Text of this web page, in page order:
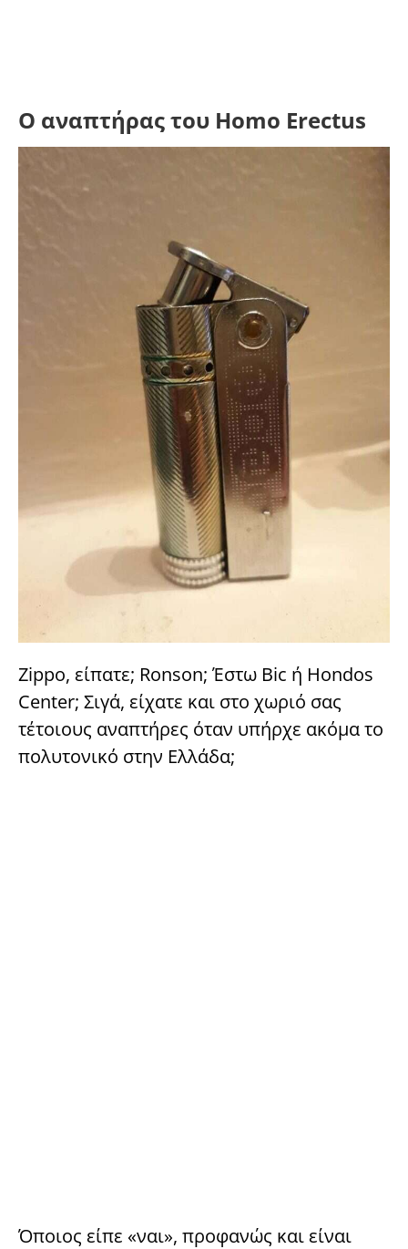
Ο αναπτήρας του Homo Erectus
Zippo, είπατε; Ronson; Έστω Bic ή Hondos
Center; Σιγά, είχατε και στο χωριό σας
τέτοιους αναπτήρες όταν υπήρχε ακόμα το
πολυτονικό στην Ελλάδα;
Όποιος είπε «ναι», προφανώς και είναι